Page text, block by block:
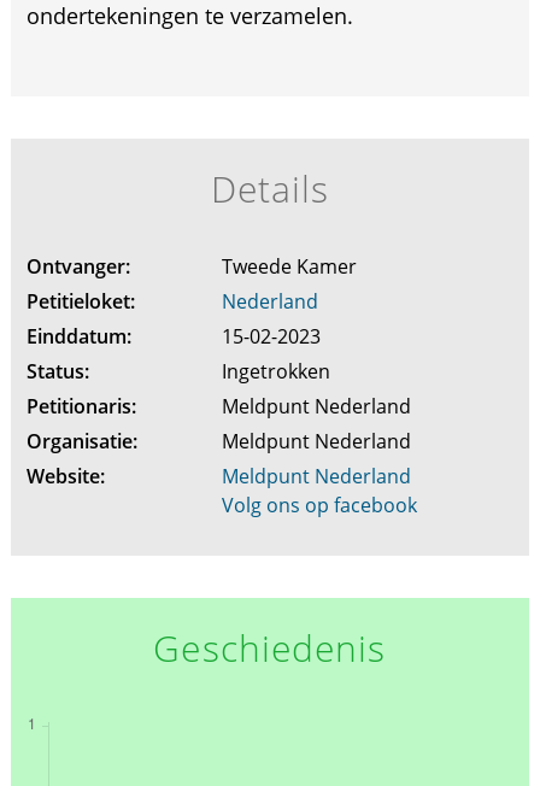
ondertekeningen te verzamelen.
Details
Ontvanger:
Tweede Kamer
Petitieloket:
Nederland
Einddatum:
15-02-2023
Status:
Ingetrokken
Petitionaris:
Meldpunt Nederland
Organisatie:
Meldpunt Nederland
Website:
Meldpunt Nederland
Volg ons op facebook
Geschiedenis